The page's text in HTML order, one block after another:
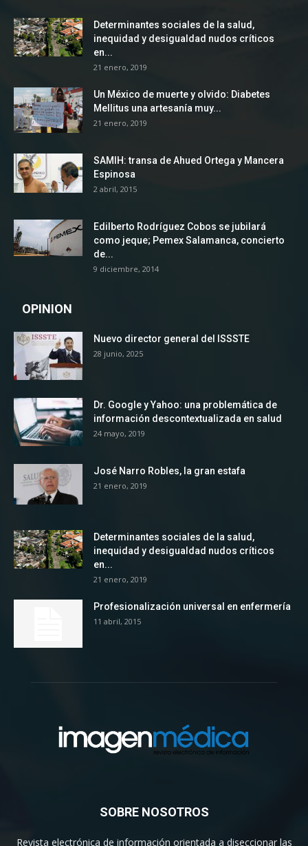
Determinantes sociales de la salud,
inequidad y desigualdad nudos críticos
en...
21 enero, 2019
Un México de muerte y olvido: Diabetes
Mellitus una artesanía muy...
21 enero, 2019
SAMIH: transa de Ahued Ortega y Mancera
Espinosa
2 abril, 2015
Edilberto Rodríguez Cobos se jubilará
como jeque; Pemex Salamanca, concierto
de...
9 diciembre, 2014
OPINION
Nuevo director general del ISSSTE
28 junio, 2025
Dr. Google y Yahoo: una problemática de
información descontextualizada en salud
24 mayo, 2019
José Narro Robles, la gran estafa
21 enero, 2019
Determinantes sociales de la salud,
inequidad y desigualdad nudos críticos
en...
21 enero, 2019
Profesionalización universal en enfermería
11 abril, 2015
SOBRE NOSOTROS
Revista electrónica de información orientada a diseccionar las